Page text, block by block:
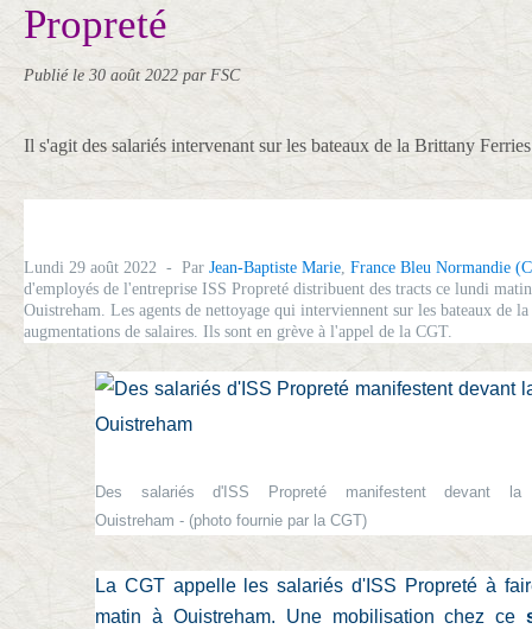
Propreté
Publié le 30 août 2022 par FSC
Il s'agit des salariés intervenant sur les bateaux de la Brittany Ferries
Lundi 29 août 2022 - Par Jean-Baptiste Marie, France Bleu Normandie
d'employés de l'entreprise ISS Propreté distribuent des tracts ce lundi
Ouistreham. Les agents de nettoyage qui interviennent sur les bateaux de
augmentations de salaires. Ils sont en grève à l'appel de la CGT.
Des salariés d'ISS Propreté manifestent devant
Ouistreham - (photo fournie par la CGT)
La CGT appelle les salariés d'ISS Propreté à
matin à Ouistreham. Une mobilisation chez ce